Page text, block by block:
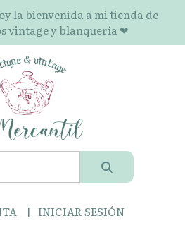
la bienvenida a mi tienda de
vintage y blanquería ❤
INICIAR SESIÓN